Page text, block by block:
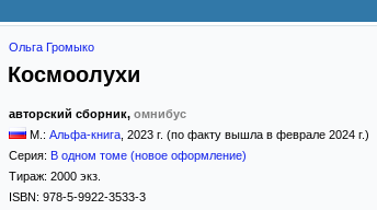
Ольга Громыко
Космоолухи
авторский сборник, омнибус
М.: Альфа-книга 2023 г. (по факту вышла в феврале 2024 г.)
Серия: В одном томе (новое оформление)
Тираж: 2000 экз.
ISBN: 978-5-9922-3533-3